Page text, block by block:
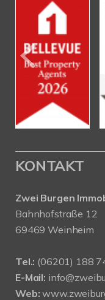
KONTAKT
Zwei Burgen
Bahnhofstraße 12
69469 Weinheim
Tel.: (06201) 188
E-Mail:
Web: